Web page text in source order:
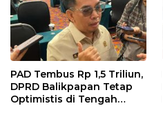
PAD Tembus Rp 1,5 Triliun,
DPRD Balikpapan Tetap
Optimistis di Tengah